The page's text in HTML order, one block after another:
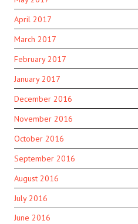
April 2017
March 2017
February 2017
January 2017
December 2016
November 2016
October 2016
September 2016
August 2016
July 2016
June 2016